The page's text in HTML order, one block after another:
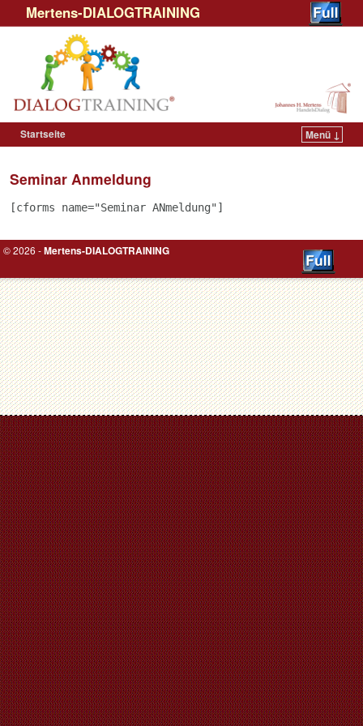
Mertens-DIALOGTRAINING
Startseite Menü ↓
Seminar Anmeldung
[cforms name="Seminar ANmeldung"]
© 2026 -Mertens-DIALOGTRAINING